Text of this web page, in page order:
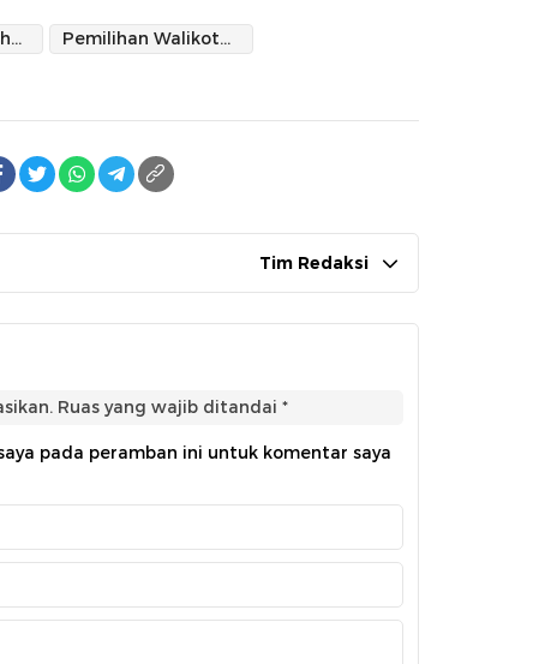
Majelis Dzikir Assholah (Mazilah)
Pemilihan Walikota Medan
Tim Redaksi
Ruas yang wajib ditandai *
pada peramban ini untuk komentar saya